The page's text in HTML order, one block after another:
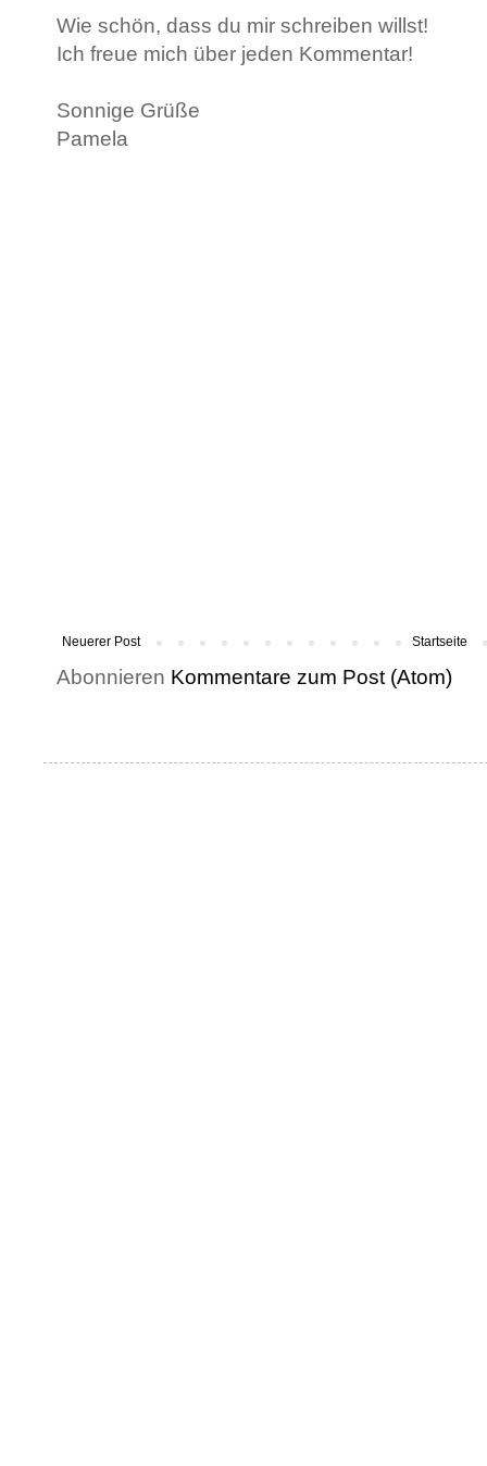
Wie schön, dass du mir schreiben willst!
Ich freue mich über jeden Kommentar!
Sonnige Grüße
Pamela
Neuerer Post Startseite
Abonnieren Kommentare zum Post (Atom)